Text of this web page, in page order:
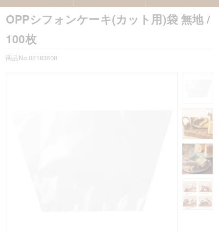
OPPシフォンケーキ(カット用)袋 無地/
100枚
商品No.02183600